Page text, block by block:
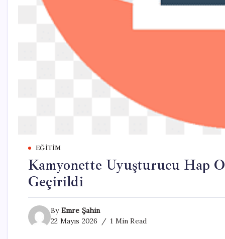
EĞITIM
Kamyonette Uyuşturucu Hap
Geçirildi
By Emre Şahin
22 Mayıs 2026
1 Min Read